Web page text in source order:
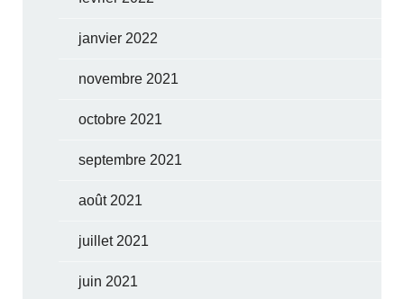
janvier 2022
novembre 2021
octobre 2021
septembre 2021
août 2021
juillet 2021
juin 2021